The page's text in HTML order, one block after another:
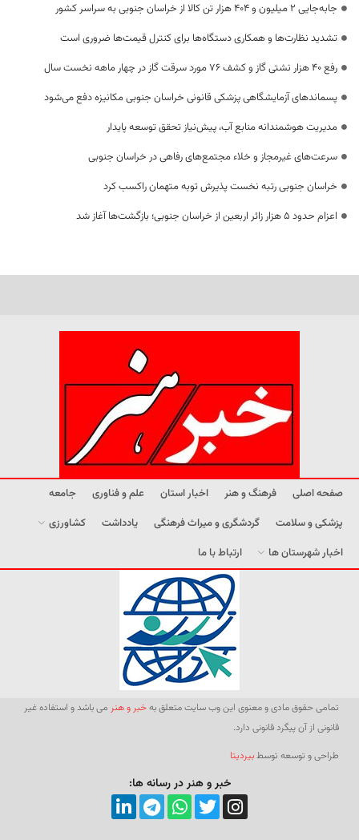
جابه‌جایی 2 میلیون و 404 هزار تن کالا از خراسان جنوبی به سراسر کشور
تشدید نظارت‌ها و همکاری دستگاه‌ها برای کنترل قیمت‌ها ضروری است
رفع 40 هزار نشتی گاز و کشف 76 مورد سرقت گاز در چهار ماهه نخست سال
پسماندهای آزمایشگاهی پزشکی قانونی خراسان جنوبی مکانیزه دفع می‌شود
مدیریت هوشمندانه منابع آب، پیش‌نیاز تحقق توسعه پایدار
سرعت‌های غیرمجاز و خلاء مجتمع‌های رفاهی در خراسان جنوبی
خراسان جنوبی رتبه نخست پذیرش توبه متهمان راکسب کرد
اعزام حدود 5 هزار زائر اربعین از خراسان جنوبی؛ بازگشت‌ها آغاز شد
صفحه اصلی فرهنگ و هنر اخبار استان علم و فناوری
جامعه
پزشکی و سلامت
گردشگری و میراث فرهنگی یادداشت
کشاورزی
اخبار شهرستان ها
ارتباط با ما
تمامی حقوق مادی و معنوی این وب سایت متعلق بهخبر و هنر می باشد و استفاده غیر
قانونی از آن پیگرد قانونی دارد.
طراحی و توسعه توسطبیردیتا
خبر و هنر در رسانه ها: